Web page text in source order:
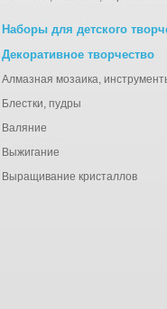
Наборы для детского
Декоративное творчество
Алмазная мозаика,
Блестки, пудры
Валяние
Выжигание
Выращивание кристаллов